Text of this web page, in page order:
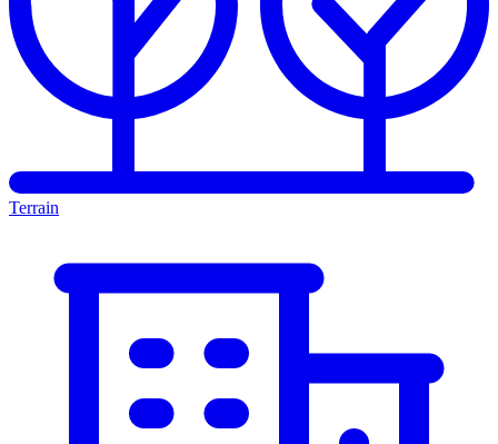
Terrain